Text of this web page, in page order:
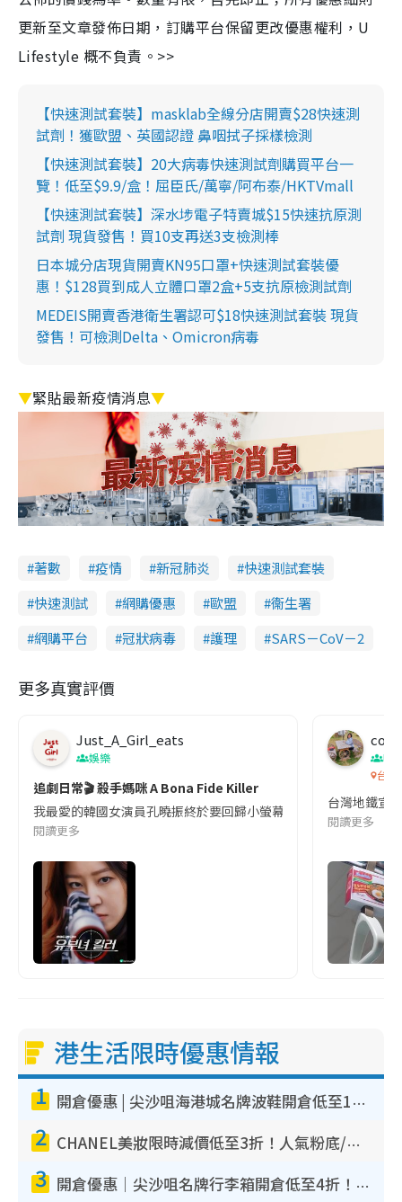
更新至文章發佈日期，訂購平台保留更改優惠權利，U
Lifestyle 概不負責。>>
【快速測試套裝】masklab全線分店開賣$28快速測
試劑！獲歐盟、英國認證 鼻咽拭子採樣檢測
【快速測試套裝】20大病毒快速測試劑購買平台一
覽！低至$9.9/盒！屈臣氏/萬寧/阿布泰/HKTVmall
【快速測試套裝】深水埗電子特賣城$15快速抗原測
試劑 現貨發售！買10支再送3支檢測棒
日本城分店現貨開賣KN95口罩+快速測試套裝優
惠！$128買到成人立體口罩2盒+5支抗原檢測試劑
MEDEIS開賣香港衛生署認可$18快速測試套裝 現貨
發售！可檢測Delta、Omicron病毒
▼緊貼最新疫情消息▼
著數 疫情 新冠肺炎
快速測試套裝
快速測試
網購優惠 歐盟
衞生署
網購平台
冠狀病毒 護理 SARS－CoV－2
更多真實評價
Just_A_Girl_eats
娛樂
追劇日常🎬 殺手媽咪 A Bona Fide Killer
我最愛的韓國女演員孔曉振終於要回歸小螢幕啦!這次的劇本改編
閱讀更多
co
吹
台灣
台灣地鐵宣
閱讀更多
港生活限時優惠情報
1 開倉優惠 | 尖沙咀海港城名牌波鞋開倉低至1折！On鞋$899起／Joy&Peace鞋履$98起
2 CHANEL美妝限時減價低至3折！人氣粉底/唇膏/精華液低至$275！COCO香水都有平
3 開倉優惠｜尖沙咀名牌行李箱開倉低至4折！一連5日 American Tourister/ace./Hallmark $200起！